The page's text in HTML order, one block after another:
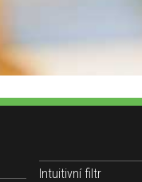
Intuitivní filtr